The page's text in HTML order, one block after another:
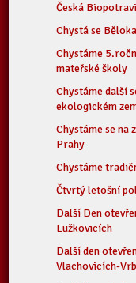
Česká
Chystá se
Chystáme
mateřské školy
Chystáme další
ekologickém
Chystáme se na
Prahy
Chystáme
Čtvrtý letošní
Další Den
Lužkovicích
Další den
Vlachovicích-